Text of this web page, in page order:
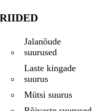
RIIDED
Jalanõude
suurused
Laste kingade
suurus
Mütsi suurus